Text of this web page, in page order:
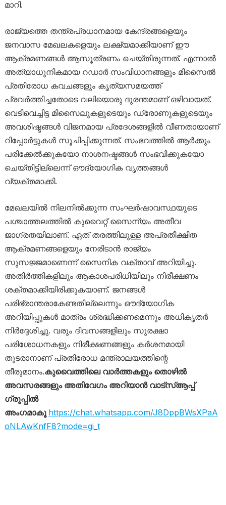
മാറി.
രാജ്യത്തെ തന്ത്രപ്രധാനമായ കേന്ദ്രങ്ങളെയും
ജനവാസ മേഖലകളെയും ലക്ഷ്യമാക്കിയാണ് ഈ
ആക്രമണങ്ങൾ ആസൂത്രണം ചെയ്തിരുന്നത്. എന്നാൽ
അത്യാധുനികമായ റഡാർ സംവിധാനങ്ങളും മിസൈൽ
പ്രതിരോധ കവചങ്ങളും കൃത്യസമയത്ത്
പ്രവർത്തിച്ചതോടെ വലിയൊരു ദുരന്തമാണ് ഒഴിവായത്.
വെടിവെച്ചിട്ട മിസൈലുകളുടെയും ഡ്രോണുകളുടെയും
അവശിഷ്ടങ്ങൾ വിജനമായ പ്രദേശങ്ങളിൽ വീണതായാണ്
റിപ്പോർട്ടുകൾ സൂചിപ്പിക്കുന്നത്. സംഭവത്തിൽ ആർക്കും
പരിക്കേൽക്കുകയോ നാശനഷ്ടങ്ങൾ സംഭവിക്കുകയോ
ചെയ്തിട്ടില്ലെന്ന് ഔദ്യോഗിക വൃത്തങ്ങൾ
വ്യക്തമാക്കി.
മേഖലയിൽ നിലനിൽക്കുന്ന സംഘർഷാവസ്ഥയുടെ
പശ്ചാത്തലത്തിൽ കുവൈറ്റ് സൈന്യം അതീവ
ജാഗ്രതയിലാണ്. ഏത് തരത്തിലുള്ള അപ്രതീക്ഷിത
ആക്രമണങ്ങളെയും നേരിടാൻ രാജ്യം
സുസജ്ജമാണെന്ന് സൈനിക വക്താവ് അറിയിച്ചു.
അതിർത്തികളിലും ആകാശപരിധിയിലും നിരീക്ഷണം
ശക്തമാക്കിയിരിക്കുകയാണ്. ജനങ്ങൾ
പരിഭ്രാന്തരാകേണ്ടതില്ലെന്നും ഔദ്യോഗിക
അറിയിപ്പുകൾ മാത്രം ശ്രദ്ധിക്കണമെന്നും അധികൃതർ
നിർദ്ദേശിച്ചു. വരും ദിവസങ്ങളിലും സുരക്ഷാ
പരിശോധനകളും നിരീക്ഷണങ്ങളും കർശനമായി
തുടരാനാണ് പ്രതിരോധ മന്ത്രാലയത്തിന്റെ
തീരുമാനം.കുവൈത്തിലെ വാർത്തകളും തൊഴിൽ
അവസരങ്ങളും അതിവേഗം അറിയാൻ വാട്സ്ആപ്പ്
ഗ്രൂപ്പിൽ
അംഗമാകൂ https://chat.whatsapp.com/J8DppBWsXPaA
oNLAwKnfF8?mode=gi_t